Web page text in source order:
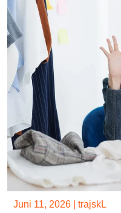
Juni 11, 2026 trajskL